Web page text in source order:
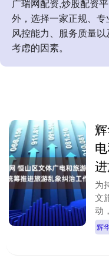
广瑞网配资,炒股配资
外，选择一家正规、
风控能力、服务质量
考虑的因素。
为
文
动
核
针
辉